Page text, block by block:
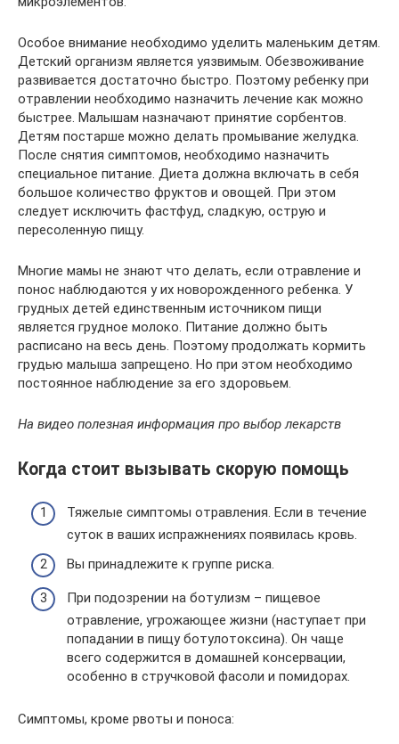
Особое внимание необходимо уделить маленьким детям.
Детский организм является уязвимым. Обезвоживание
развивается достаточно быстро. Поэтому ребенку при
отравлении необходимо назначить лечение как можно
быстрее. Малышам назначают принятие сорбентов.
Детям постарше можно делать промывание желудка.
После снятия симптомов, необходимо назначить
специальное питание. Диета должна включать в себя
большое количество фруктов и овощей. При этом
следует исключить фастфуд, сладкую, острую и
пересоленную пищу.
Многие мамы не знают что делать, если отравление и
понос наблюдаются у их новорожденного ребенка. У
грудных детей единственным источником пищи
является грудное молоко. Питание должно быть
расписано на весь день. Поэтому продолжать кормить
грудью малыша запрещено. Но при этом необходимо
постоянное наблюдение за его здоровьем.
На видео полезная информация про выбор лекарств
Когда стоит вызывать скорую помощь
Тяжелые симптомы отравления. Если в течение
суток в ваших испражнениях появилась кровь.
Вы принадлежите к группе риска.
При подозрении на ботулизм – пищевое
отравление, угрожающее жизни (наступает при
попадании в пищу ботулотоксина). Он чаще
всего содержится в домашней консервации,
особенно в стручковой фасоли и помидорах.
Симптомы, кроме рвоты и поноса: